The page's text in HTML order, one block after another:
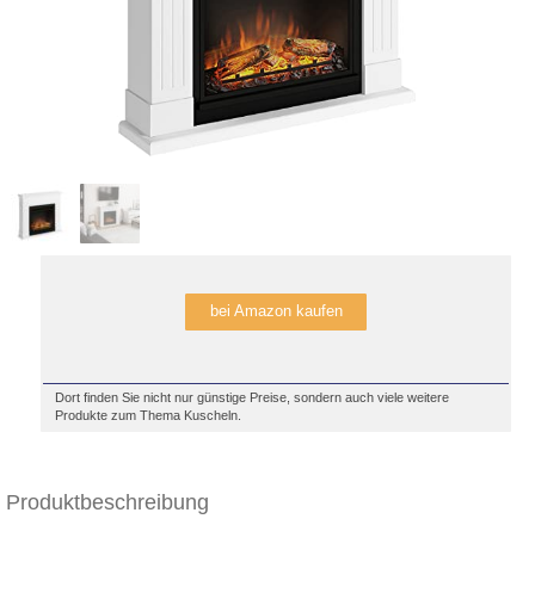
bei Amazon kaufen
Dort finden Sie nicht nur günstige Preise, sondern auch viele weitere
Produkte zum Thema Kuscheln.
Produktbeschreibung